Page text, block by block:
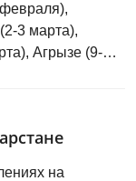
3 марта),
Агрызе (9-10
14 марта), Арске
и
на